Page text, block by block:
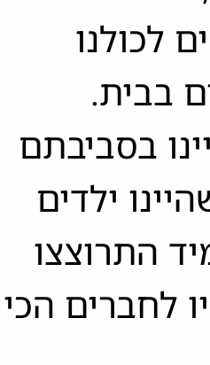
לכולנו
בבית.
בסביבתם
ילדים
התרוצצו
לחברים הכי